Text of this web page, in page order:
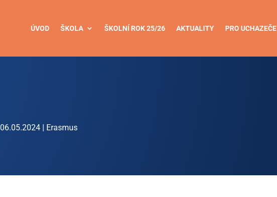
ÚVOD ŠKOLA ŠKOLNÍ ROK 25/26 AKTUALITY PRO UCHAZEČE
06.05.2024 | Erasmus